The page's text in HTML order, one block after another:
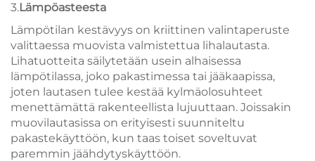
3.Lämpöasteesta
Lämpötilan kestävyys on kriittinen valintaperuste
valittaessa muovista valmistettua lihalautasta.
Lihatuotteita säilytetään usein alhaisessa
lämpötilassa, joko pakastimessa tai jääkaapissa,
joten lautasen tulee kestää kylmäolosuhteet
menettämättä rakenteellista lujuuttaan. Joissakin
muovilautasissa on erityisesti suunniteltu
pakastekäyttöön, kun taas toiset soveltuvat
paremmin jäähdytyskäyttöön.